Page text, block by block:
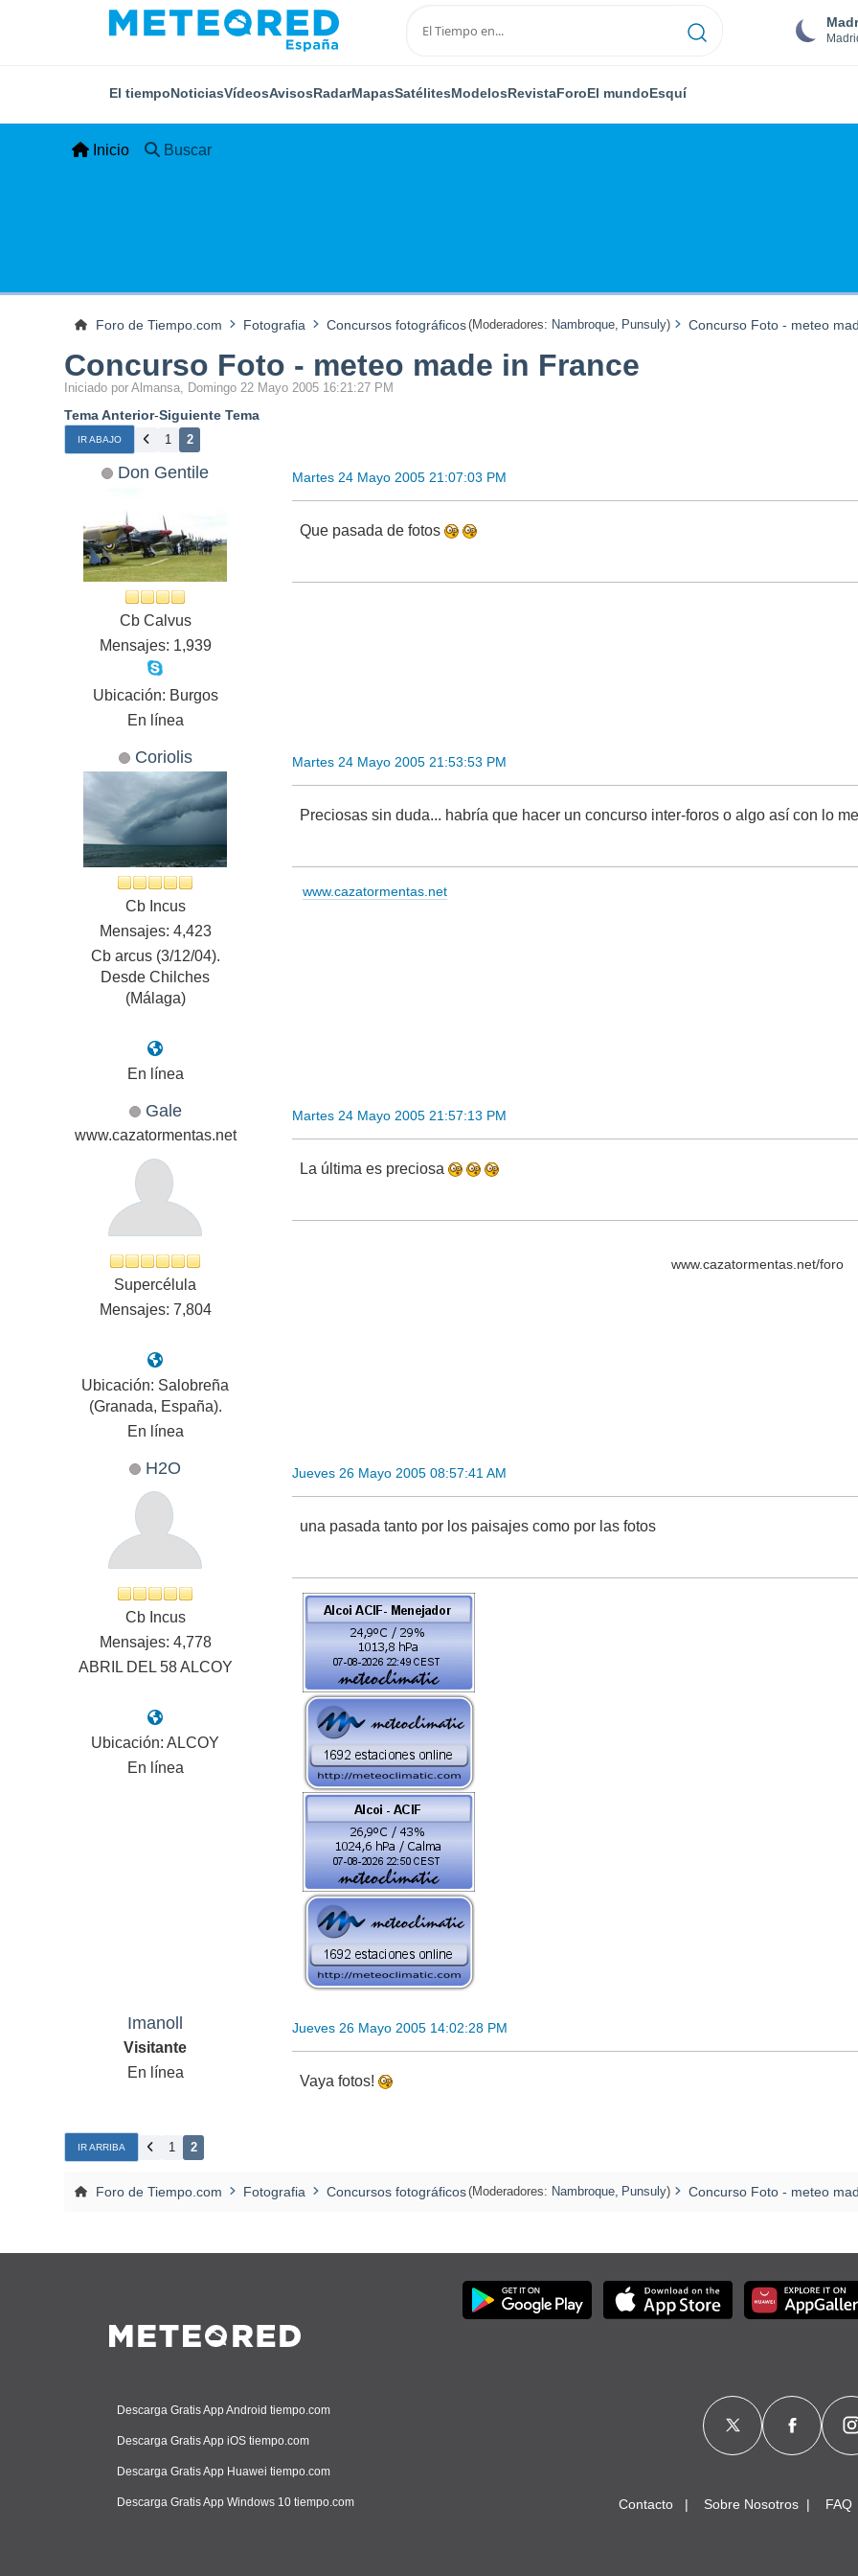
El tiempoNoticiasVídeosAvisosRadarMapasSatélitesModelosRevistaForoEl mundoEsquí
Inicio Buscar
Foro de Tiempo.com Fotografia Concursos fotográficos(Moderadores: Nambroque, Punsuly) Concurso Foto - meteo
Concurso Foto - meteo made in France
Iniciado por Almansa, Domingo 22 Mayo 2005 16:21:27 PM
Tema Anterior-Siguiente Tema
IR ABAJO 1 2
Don Gentile
Cb Calvus
Mensajes: 1,939
Ubicación: Burgos
En línea
Martes 24 Mayo 2005 21:07:03 PM
Que pasada de fotos
Coriolis
Cb Incus
Mensajes: 4,423
Cb arcus (3/12/04).
Desde Chilches
(Málaga)
En línea
Martes 24 Mayo 2005 21:53:53 PM
Preciosas sin duda... habría que hacer un concurso inter-foros o algo así con lo
www.cazatormentas.net
Gale
www.cazatormentas.net
Supercélula
Mensajes: 7,804
Ubicación: Salobreña
(Granada, España).
En línea
Martes 24 Mayo 2005 21:57:13 PM
La última es preciosa
www.cazatormentas.net/foro
H2O
Cb Incus
Mensajes: 4,778
ABRIL DEL 58 ALCOY
Ubicación: ALCOY
En línea
Jueves 26 Mayo 2005 08:57:41 AM
una pasada tanto por los paisajes como por las fotos
Imanoll
Visitante
En línea
Jueves 26 Mayo 2005 14:02:28 PM
Vaya fotos!
IR ARRIBA 1 2
Foro de Tiempo.com Fotografia Concursos fotográficos(Moderadores: Nambroque, Punsuly) Concurso Foto - meteo
Descarga Gratis App Android tiempo.com
Descarga Gratis App iOS tiempo.com
Descarga Gratis App Huawei tiempo.com
Descarga Gratis App Windows 10 tiempo.com Contacto Sobre Nosotros FAQ